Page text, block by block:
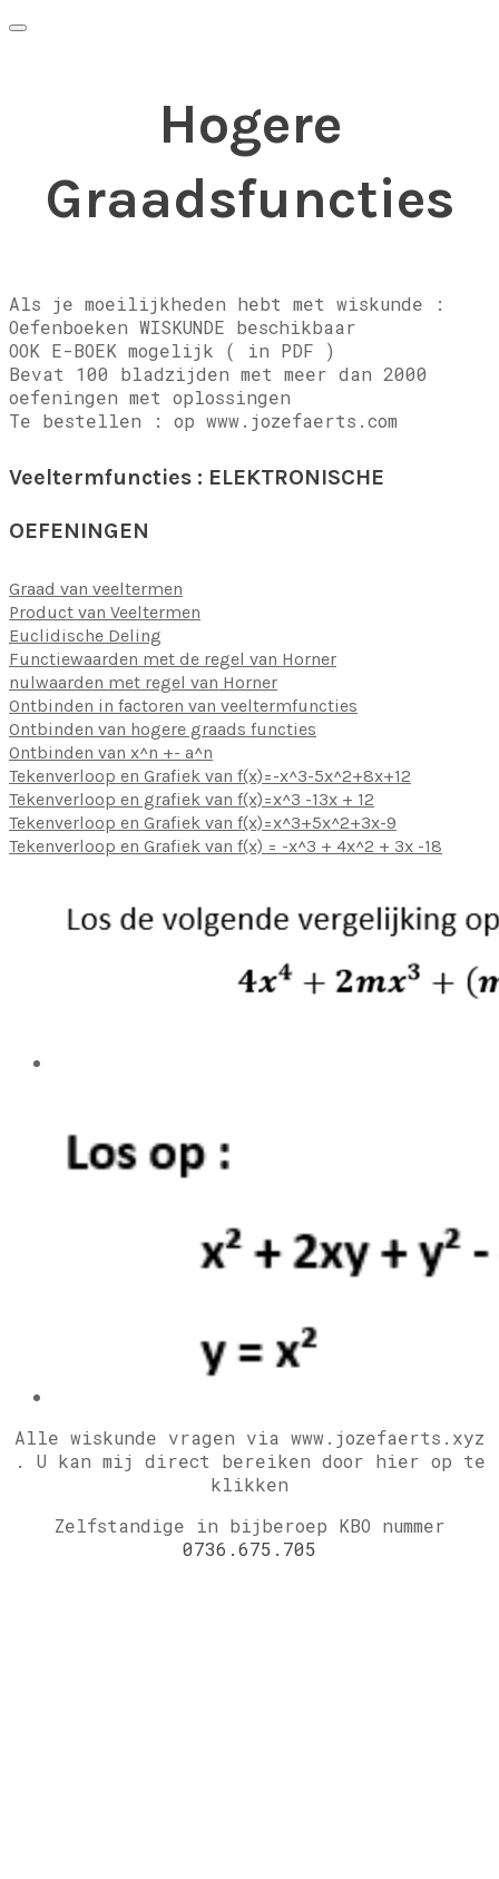
Hogere
Graadsfuncties
Als je moeilijkheden hebt met wiskunde :
Oefenboeken WISKUNDE beschikbaar
OOK E-BOEK mogelijk ( in PDF )
Bevat 100 bladzijden met meer dan 2000
oefeningen met oplossingen
Te bestellen : op www.jozefaerts.com
Veeltermfuncties : ELEKTRONISCHE
OEFENINGEN
Graad van veeltermen
Product van Veeltermen
Euclidische Deling
Functiewaarden met de regel van Horner
nulwaarden met regel van Horner
Ontbinden in factoren van veeltermfuncties
Ontbinden van hogere graads functies
Ontbinden van x^n +- a^n
Tekenverloop en Grafiek van f(x)=-x^3-5x^2+8x+12
Tekenverloop en grafiek van f(x)=x^3 -13x + 12
Tekenverloop en Grafiek van f(x)=x^3+5x^2+3x-9
Tekenverloop en Grafiek van f(x) = -x^3 + 4x^2 + 3x -18
Alle wiskunde vragen via www.jozefaerts.xyz
. U kan mij direct bereiken door hier op te
klikken
Zelfstandige in bijberoep KBO nummer
0736.675.705